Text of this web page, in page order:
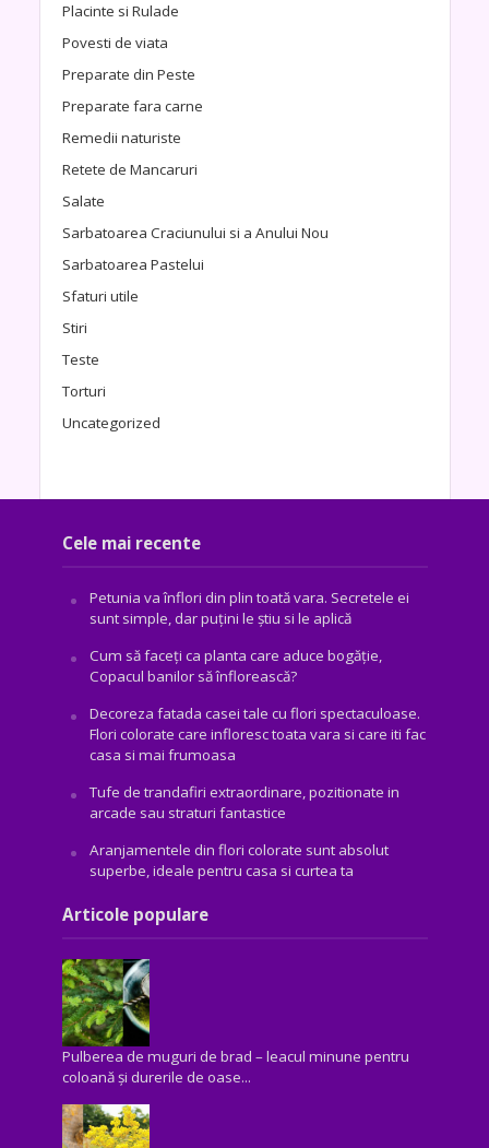
Placinte si Rulade
Povesti de viata
Preparate din Peste
Preparate fara carne
Remedii naturiste
Retete de Mancaruri
Salate
Sarbatoarea Craciunului si a Anului Nou
Sarbatoarea Pastelui
Sfaturi utile
Stiri
Teste
Torturi
Uncategorized
Cele mai recente
Petunia va înflori din plin toată vara. Secretele ei
sunt simple, dar puțini le știu si le aplică
Cum să faceți ca planta care aduce bogăţie,
Copacul banilor să înflorească?
Decoreza fatada casei tale cu flori spectaculoase.
Flori colorate care infloresc toata vara si care iti fac
casa si mai frumoasa
Tufe de trandafiri extraordinare, pozitionate in
arcade sau straturi fantastice
Aranjamentele din flori colorate sunt absolut
superbe, ideale pentru casa si curtea ta
Articole populare
Pulberea de muguri de brad – leacul minune pentru
coloană și durerile de oase...